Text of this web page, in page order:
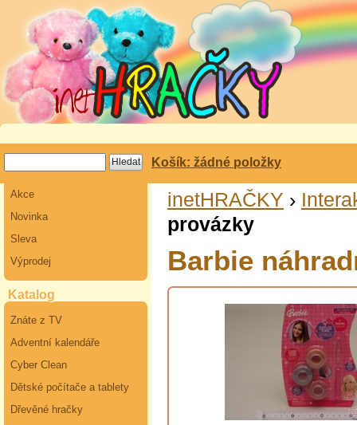
Košík: žádné položky
Akce
Novinka
Sleva
Výprodej
Katalog
Znáte z TV
Adventní kalendáře
Cyber Clean
Dětské počítače a tablety
Dřevěné hračky
inetHRAČKY ›
provázky
Barbie